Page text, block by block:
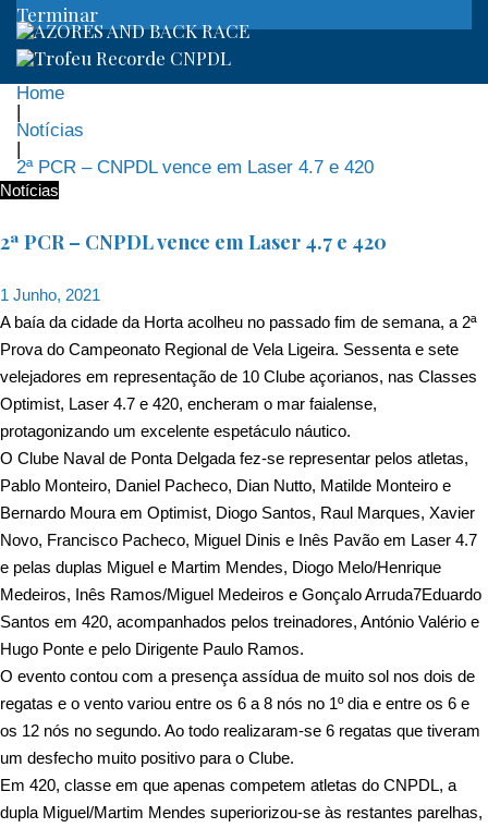
Terminar
Home
|
Notícias
|
2ª PCR – CNPDL vence em Laser 4.7 e 420
Notícias
2ª PCR – CNPDL vence em Laser 4.7 e 420
1 Junho, 2021
A baía da cidade da Horta acolheu no passado fim de semana, a 2ª
Prova do Campeonato Regional de Vela Ligeira. Sessenta e sete
velejadores em representação de 10 Clube açorianos, nas Classes
Optimist, Laser 4.7 e 420, encheram o mar faialense,
protagonizando um excelente espetáculo náutico.
O Clube Naval de Ponta Delgada fez-se representar pelos atletas,
Pablo Monteiro, Daniel Pacheco, Dian Nutto, Matilde Monteiro e
Bernardo Moura em Optimist, Diogo Santos, Raul Marques, Xavier
Novo, Francisco Pacheco, Miguel Dinis e Inês Pavão em Laser 4.7
e pelas duplas Miguel e Martim Mendes, Diogo Melo/Henrique
Medeiros, Inês Ramos/Miguel Medeiros e Gonçalo Arruda7Eduardo
Santos em 420, acompanhados pelos treinadores, António Valério e
Hugo Ponte e pelo Dirigente Paulo Ramos.
O evento contou com a presença assídua de muito sol nos dois de
regatas e o vento variou entre os 6 a 8 nós no 1º dia e entre os 6 e
os 12 nós no segundo. Ao todo realizaram-se 6 regatas que tiveram
um desfecho muito positivo para o Clube.
Em 420, classe em que apenas competem atletas do CNPDL, a
dupla Miguel/Martim Mendes superiorizou-se às restantes parelhas,